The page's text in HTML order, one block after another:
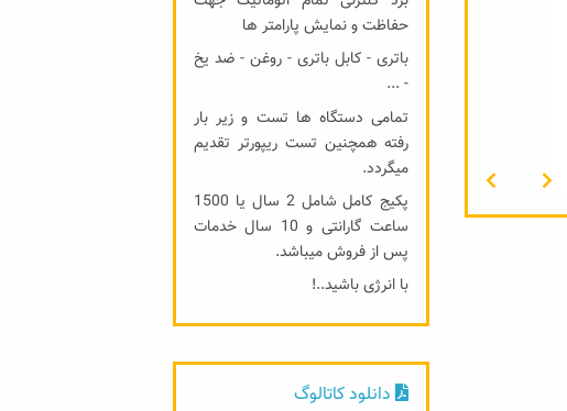
حفاظت و نمایش پارامتر ها
باتری - کابل باتری - روغن - ضد یخ
- ...
تمامی دستگاه ها تست و زیر بار
رفته همچنین تست ریپورتر تقدیم
میگردد.
پکیج کامل شامل 2 سال یا 1500
ساعت گارانتی و 10 سال خدمات
پس از فروش میباشد.
با انرژی باشید..!
دانلود کاتالوگ